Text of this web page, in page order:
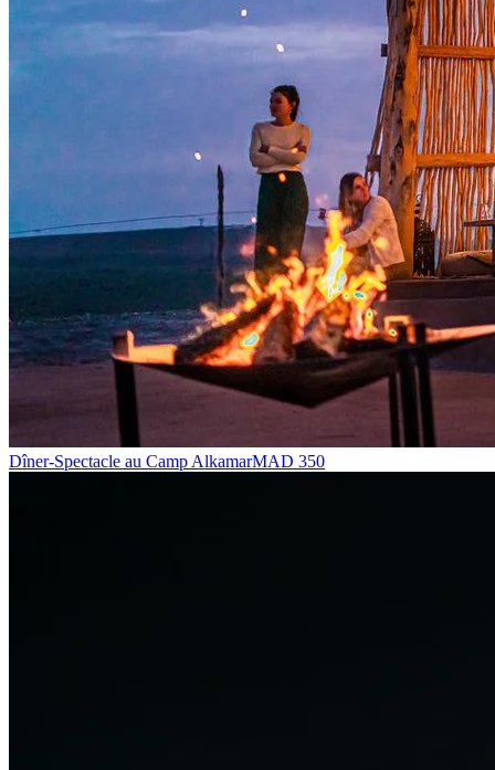
Dîner-Spectacle au Camp AlkamarMAD 350